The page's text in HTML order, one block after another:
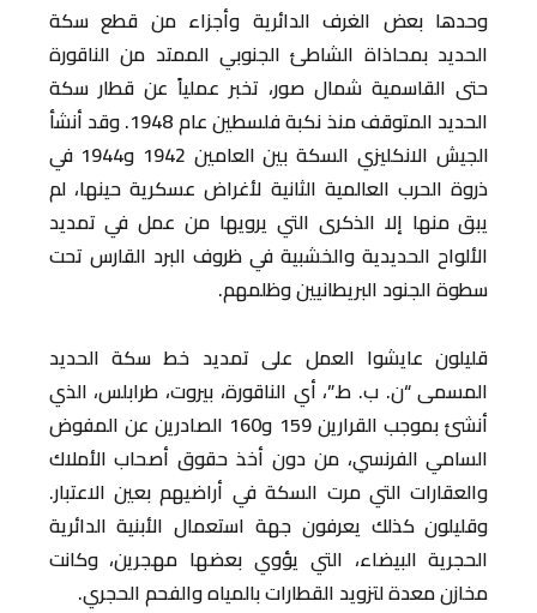
وحدها بعض الغرف الدائرية وأجزاء من قطع سكة
الحديد بمحاذاة الشاطئ الجنوبي الممتد من الناقورة
حتى القاسمية شمال صور، تخبر عملياً عن قطار سكة
الحديد المتوقف منذ نكبة فلسطين عام 1948. وقد أنشأ
الجيش الانكليزي السكة بين العامين 1942 و1944 في
ذروة الحرب العالمية الثانية لأغراض عسكرية حينها، لم
يبق منها إلا الذكرى التي يرويها من عمل في تمديد
الألواح الحديدية والخشبية في ظروف البرد القارس تحت
سطوة الجنود البريطانيين وظلمهم.
قليلون عايشوا العمل على تمديد خط سكة الحديد
المسمى “ن. ب. ط.”، أي الناقورة، بيروت، طرابلس، الذي
أنشئ بموجب القرارين 159 و160 الصادرين عن المفوض
السامي الفرنسي، من دون أخذ حقوق أصحاب الأملاك
والعقارات التي مرت السكة في أراضيهم بعين الاعتبار.
وقليلون كذلك يعرفون جهة استعمال الأبنية الدائرية
الحجرية البيضاء، التي يؤوي بعضها مهجرين، وكانت
مخازن معدة لتزويد القطارات بالمياه والفحم الحجري.